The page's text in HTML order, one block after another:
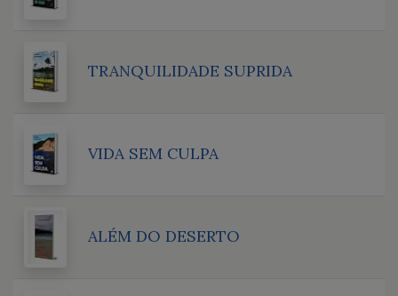
TRANQUILIDADE SUPRIDA
VIDA SEM CULPA
ALÉM DO DESERTO